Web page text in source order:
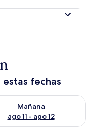
fechas
- ago 11
Mañana
ago 11 - ago 12
la disponibilidad